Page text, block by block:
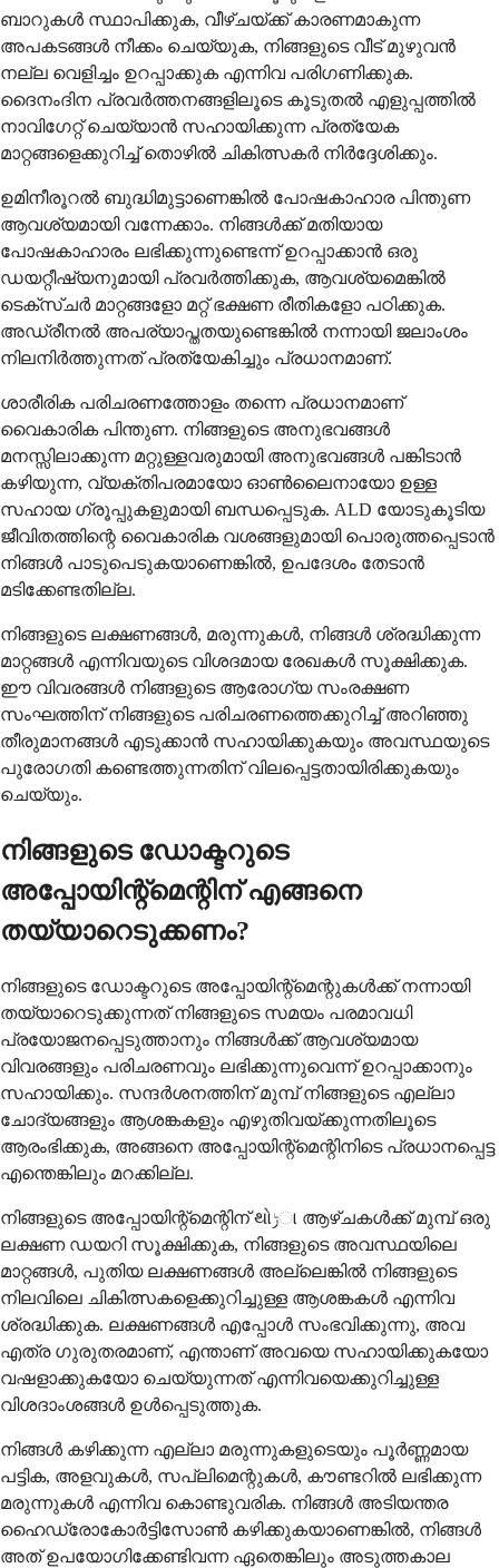
ബാറുകള്‍ സ്ഥാപിക്കുക, വീഴ്ചയ്ക്ക് കാരണമാകുന്ന
അപകടങ്ങള്‍ നീക്കം ചെയ്യുക, നിങ്ങളുടെ വീട് മുഴുവന്‍
നല്ല വെളിച്ചം ഉറപ്പാക്കുക എന്നിവ പരിഗണിക്കുക.
ദൈനംദിന പ്രവര്‍ത്തനങ്ങളിലൂടെ കൂടുതല്‍ എളുപ്പത്തില്‍
നാവിഗേറ്റ് ചെയ്യാന്‍ സഹായിക്കുന്ന പ്രത്യേക
മാറ്റങ്ങളെക്കുറിച്ച് തൊഴില്‍ ചികിത്സകര്‍ നിര്‍ദ്ദേശിക്കും.
ഉമിനീരൂറല്‍ ബുദ്ധിമുട്ടാണെങ്കില്‍ പോഷകാഹാര പിന്തുണ
ആവശ്യമായി വന്നേക്കാം. നിങ്ങള്‍ക്ക് മതിയായ
പോഷകാഹാരം ലഭിക്കുന്നുണ്ടെന്ന് ഉറപ്പാക്കാന്‍ ഒരു
ഡയറ്റീഷ്യനുമായി പ്രവര്‍ത്തിക്കുക, ആവശ്യമെങ്കില്‍
ടെക്സ്ചര്‍ മാറ്റങ്ങളോ മറ്റ് ഭക്ഷണ രീതികളോ പഠിക്കുക.
അഡ്രീനല്‍ അപര്യാപ്തതയുണ്ടെങ്കില്‍ നന്നായി ജലാംശം
നിലനിര്‍ത്തുന്നത് പ്രത്യേകിച്ചും പ്രധാനമാണ്.
ശാരീരിക പരിചരണത്തോളം തന്നെ പ്രധാനമാണ്
വൈകാരിക പിന്തുണ. നിങ്ങളുടെ അനുഭവങ്ങൾ
മനസ്സിലാക്കുന്ന മറ്റുള്ളവരുമായി അനുഭവങ്ങൾ പങ്കിടാൻ
കഴിയുന്ന, വ്യക്തിപരമായോ ഓൺലൈനായോ ഉള്ള
സഹായ ഗ്രൂപ്പുകളുമായി ബന്ധപ്പെടുക. ALD യോടുകൂടിയ
ജീവിതത്തിന്റെ വൈകാരിക വശങ്ങളുമായി പൊരുത്തപ്പെടാൻ
നിങ്ങൾ പാടുപെടുകയാണെങ്കിൽ, ഉപദേശം തേടാൻ
മടിക്കേണ്ടതില്ല.
നിങ്ങളുടെ ലക്ഷണങ്ങൾ, മരുന്നുകൾ, നിങ്ങൾ ശ്രദ്ധിക്കുന്ന
മാറ്റങ്ങൾ എന്നിവയുടെ വിശദമായ രേഖകൾ സൂക്ഷിക്കുക.
ഈ വിവരങ്ങൾ നിങ്ങളുടെ ആരോഗ്യ സംരക്ഷണ
സംഘത്തിന് നിങ്ങളുടെ പരിചരണത്തെക്കുറിച്ച് അറിഞ്ഞു
തീരുമാനങ്ങൾ എടുക്കാൻ സഹായിക്കുകയും അവസ്ഥയുടെ
പുരോഗതി കണ്ടെത്തുന്നതിന് വിലപ്പെട്ടതായിരിക്കുകയും
ചെയ്യും.
നിങ്ങളുടെ ഡോക്ടറുടെ
അപ്പോയിന്റ്മെന്റിന് എങ്ങനെ
തയ്യാറെടുക്കണം?
നിങ്ങളുടെ ഡോക്ടറുടെ അപ്പോയിന്റ്മെന്റുകൾക്ക് നന്നായി
തയ്യാറെടുക്കുന്നത് നിങ്ങളുടെ സമയം പരമാവധി
പ്രയോജനപ്പെടുത്താനും നിങ്ങൾക്ക് ആവശ്യമായ
വിവരങ്ങളും പരിചരണവും ലഭിക്കുന്നുവെന്ന് ഉറപ്പാക്കാനും
സഹായിക്കും. സന്ദർശനത്തിന് മുമ്പ് നിങ്ങളുടെ എല്ലാ
ചോദ്യങ്ങളും ആശങ്കകളും എഴുതിവയ്ക്കുന്നതിലൂടെ
ആരംഭിക്കുക, അങ്ങനെ അപ്പോയിന്റ്മെന്റിനിടെ പ്രധാനപ്പെട്ട
എന്തെങ്കിലും മറക്കില്ല.
നിങ്ങളുടെ അപ്പോയിന്റ്മെന്റിന് થોڑા ആഴ്ചകൾക്ക് മുമ്പ് ഒരു
ലക്ഷണ ഡയറി സൂക്ഷിക്കുക, നിങ്ങളുടെ അവസ്ഥയിലെ
മാറ്റങ്ങൾ, പുതിയ ലക്ഷണങ്ങൾ അല്ലെങ്കിൽ നിങ്ങളുടെ
നിലവിലെ ചികിത്സകളെക്കുറിച്ചുള്ള ആശങ്കകൾ എന്നിവ
ശ്രദ്ധിക്കുക. ലക്ഷണങ്ങൾ എപ്പോൾ സംഭവിക്കുന്നു, അവ
എത്ര ഗുരുതരമാണ്, എന്താണ് അവയെ സഹായിക്കുകയോ
വഷളാക്കുകയോ ചെയ്യുന്നത് എന്നിവയെക്കുറിച്ചുള്ള
വിശദാംശങ്ങൾ ഉൾപ്പെടുത്തുക.
നിങ്ങൾ കഴിക്കുന്ന എല്ലാ മരുന്നുകളുടെയും പൂർണ്ണമായ
പട്ടിക, അളവുകൾ, സപ്ലിമെന്റുകൾ, കൗണ്ടറിൽ ലഭിക്കുന്ന
മരുന്നുകൾ എന്നിവ കൊണ്ടുവരിക. നിങ്ങൾ അടിയന്തര
ഹൈഡ്രോകോർട്ടിസോൺ കഴിക്കുകയാണെങ്കിൽ, നിങ്ങൾ
അത് ഉപയോഗിക്കേണ്ടിവന്ന ഏതെങ്കിലും അടുത്തകാല